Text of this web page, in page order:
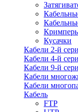
Кусачки
Кабели 2-й
Кабели 4-й
Кабели 9-й
Кабели
Кабели
Кабель
FTP